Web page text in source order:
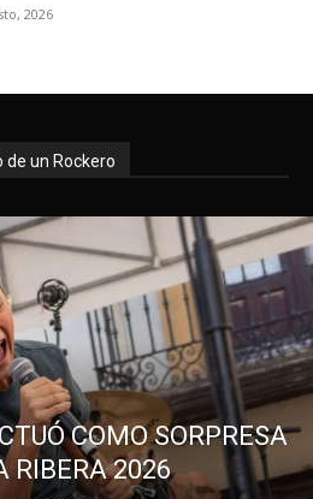
2026
de un Rockero
COMO SORPRESA
RIBERA 2026